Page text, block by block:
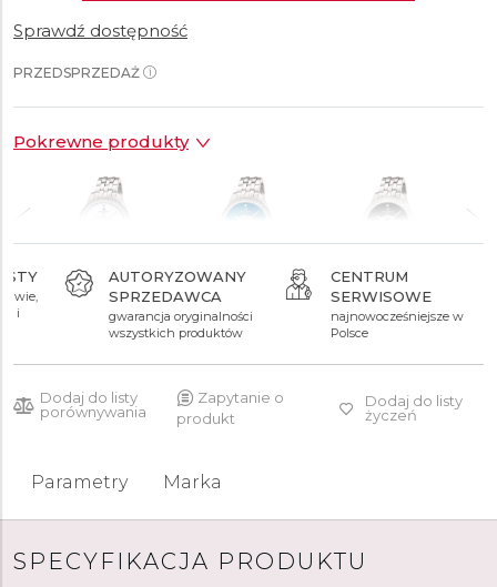
Sprawdź dostępność
PRZEDSPRZEDAŻ
Pokrewne produkty
39 990 zł 39 990 zł 28 490 zł
AUTORYZOWANY
SPRZEDAWCA
gwarancja oryginalności
wszystkich produktów
CENTRUM
SERWISOWE
najnowocześniejsze w
Dodaj do listy
porównywania
Zapytanie o
produkt
Dodaj do listy
życzeń
Parametry Marka
SPECYFIKACJA PRODUKTU